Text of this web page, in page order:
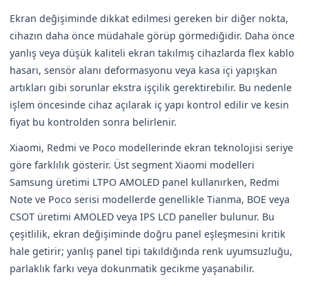
Ekran değişiminde dikkat edilmesi gereken bir diğer nokta,
cihazın daha önce müdahale görüp görmediğidir. Daha önce
yanlış veya düşük kaliteli ekran takılmış cihazlarda flex kablo
hasarı, sensör alanı deformasyonu veya kasa içi yapışkan
artıkları gibi sorunlar ekstra işçilik gerektirebilir. Bu nedenle
işlem öncesinde cihaz açılarak iç yapı kontrol edilir ve kesin
fiyat bu kontrolden sonra belirlenir.
Xiaomi, Redmi ve Poco modellerinde ekran teknolojisi seriye
göre farklılık gösterir. Üst segment Xiaomi modelleri
Samsung üretimi LTPO AMOLED panel kullanırken, Redmi
Note ve Poco serisi modellerde genellikle Tianma, BOE veya
CSOT üretimi AMOLED veya IPS LCD paneller bulunur. Bu
çeşitlilik, ekran değişiminde doğru panel eşleşmesini kritik
hale getirir; yanlış panel tipi takıldığında renk uyumsuzluğu,
parlaklık farkı veya dokunmatik gecikme yaşanabilir.